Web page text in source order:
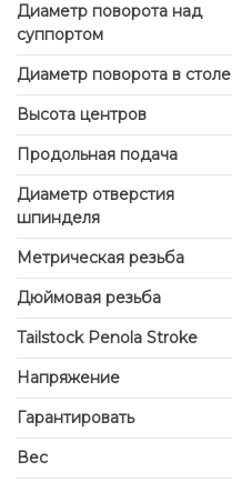
Диаметр поворота над
суппортом
Диаметр поворота в столе
Высота центров
Продольная подача
Диаметр отверстия
шпинделя
Метрическая резьба
Дюймовая резьба
Tailstock Penola Stroke
Напряжение
Гарантировать
Вес